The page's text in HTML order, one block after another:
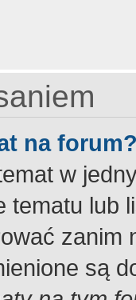
na
w
tematu lub
są